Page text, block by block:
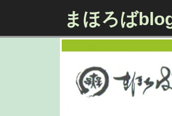
まほろば